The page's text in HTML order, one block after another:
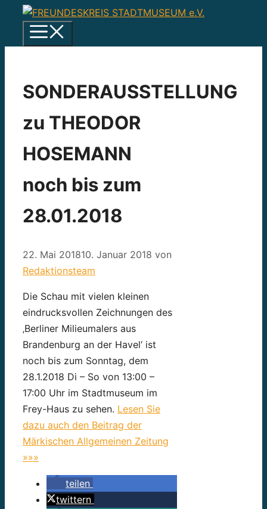
Zum
springen
SONDERAUSSTELLUNG
zu THEODOR
HOSEMANN
noch bis zum
28.01.2018
22. Mai 201810. Januar 2018 von
Redaktionsteam
Die Schau mit vielen kleinen
eindrucksvollen Zeichnungen des
‚Berliner Milieumalers aus
Brandenburg an der Havel‘ ist
noch bis zum Sonntag, dem
28.1.2018 Di – So von 13:00 –
17:00 Uhr im Stadtmuseum im
Frey-Haus zu sehen. Lesen Sie
dazu auch den Beitrag der
Märkischen Allgemeinen Zeitung
»»»
teilen
twittern